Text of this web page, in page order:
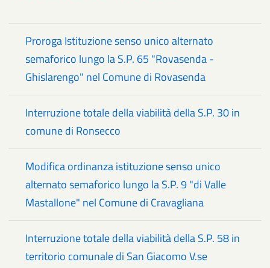
Proroga Istituzione senso unico alternato
semaforico lungo la S.P. 65 "Rovasenda -
Ghislarengo" nel Comune di Rovasenda
Interruzione totale della viabilità della S.P. 30 in
comune di Ronsecco
Modifica ordinanza istituzione senso unico
alternato semaforico lungo la S.P. 9 "di Valle
Mastallone" nel Comune di Cravagliana
Interruzione totale della viabilità della S.P. 58 in
territorio comunale di San Giacomo V.se